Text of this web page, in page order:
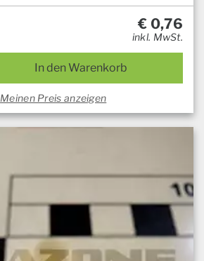
€ 0,76
inkl. MwSt.
In den Warenkorb
Meinen Preis anzeigen